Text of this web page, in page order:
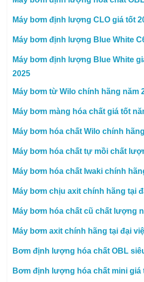
Máy bơm định lượng CLO giá tốt
Máy bơm định lượng Blue White
Máy bơm định lượng Blue White
2025
Máy bơm từ Wilo chính hãng năm
Máy bơm màng hóa chất giá tốt
Máy bơm hóa chất Wilo chính
Máy bơm hóa chất tự mồi chất
Máy bơm hóa chất Iwaki chính
Máy bơm chịu axit chính hãng tại
Máy bơm hóa chất cũ chất lượng
Máy bơm axit chính hãng tại đại
Bơm định lượng hóa chất OBL
Bơm định lượng hóa chất mini giá